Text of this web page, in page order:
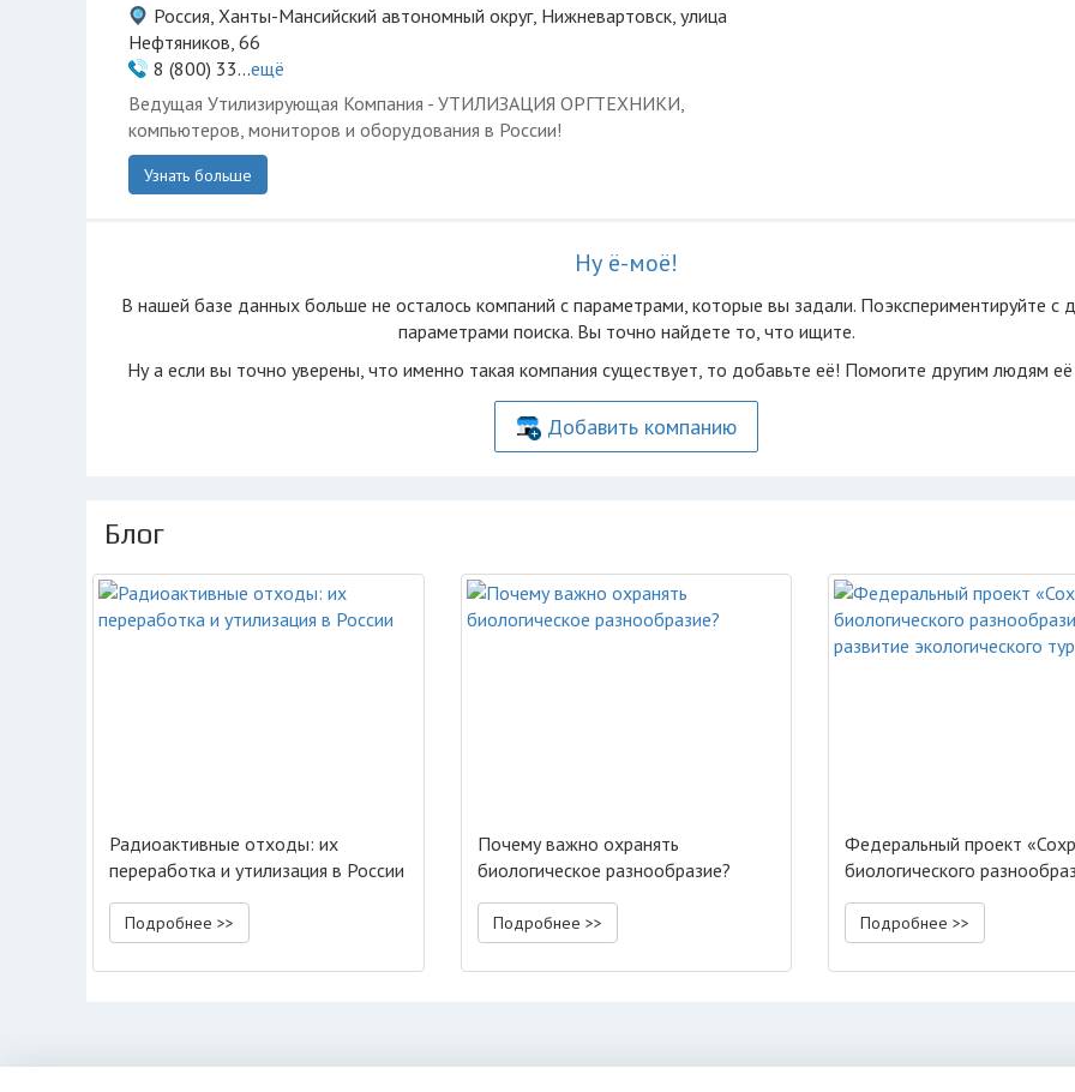
Россия, Ханты-Мансийский автономный округ, Нижневартовск, улица
Нефтяников, 66
8 (800) 33...ещё
Ведущая Утилизирующая Компания - УТИЛИЗАЦИЯ ОРГТЕХНИКИ,
компьютеров, мониторов и оборудования в России!
Узнать больше
Ну ё-моё!
В нашей базе данных больше не осталоcь компаний с параметрами, которые вы задали. Поэкспериментируйте с
параметрами поиска. Вы точно найдете то, что ищите.
Ну а если вы точно уверены, что именно такая компания существует, то добавьте её! Помогите другим людям
Добавить компанию
Блог
Радиоактивные отходы: их
переработка и утилизация в России
Подробнее >>
Почему важно охранять
биологическое разнообразие?
Подробнее >>
Федеральный проект
биологического
развитие экологического
Подробнее >>